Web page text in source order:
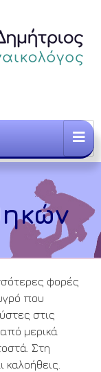
φορές
που
στις
μερικά
Στη
καλοήθεις.